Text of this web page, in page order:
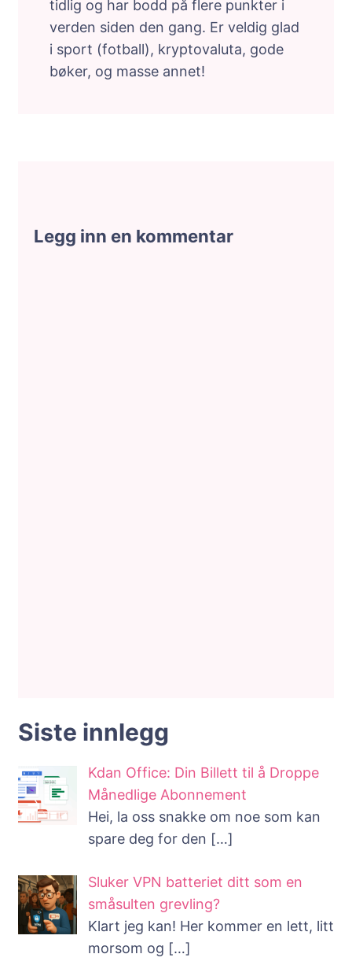
tidlig og har bodd på flere punkter i
verden siden den gang. Er veldig glad
i sport (fotball), kryptovaluta, gode
bøker, og masse annet!
Legg inn en kommentar
Siste innlegg
Kdan Office: Din Billett til å Droppe
Månedlige Abonnement
Hei, la oss snakke om noe som kan
spare deg for den […]
Sluker VPN batteriet ditt som en
småsulten grevling?
Klart jeg kan! Her kommer en lett, litt
morsom og […]